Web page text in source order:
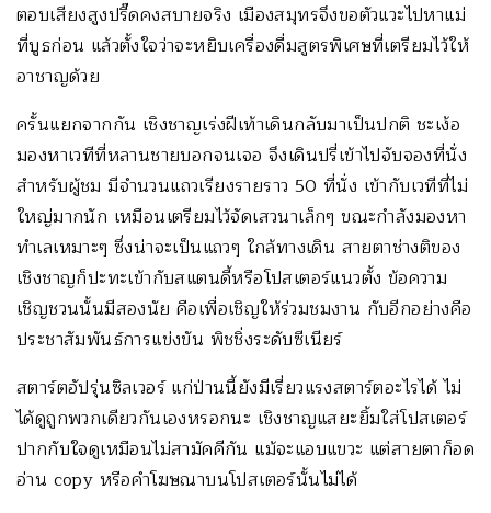
ตอบเสียงสูงปรี๊ดคงสบายจริง เมืองสมุทรจึงขอตัวแวะไปหาแม่
ที่บูธก่อน แล้วตั้งใจว่าจะหยิบเครื่องดื่มสูตรพิเศษที่เตรียมไว้ให้
อาชาญด้วย
ครั้นแยกจากกัน เชิงชาญเร่งฝีเท้าเดินกลับมาเป็นปกติ ชะเง้อ
มองหาเวทีที่หลานชายบอกจนเจอ จึงเดินปรี่เข้าไปจับจองที่นั่ง
สำหรับผู้ชม มีจำนวนแถวเรียงรายราว 50 ที่นั่ง เข้ากับเวทีที่ไม่
ใหญ่มากนัก เหมือนเตรียมไว้จัดเสวนาเล็กๆ ขณะกำลังมองหา
ทำเลเหมาะๆ ซึ่งน่าจะเป็นแถวๆ ใกล้ทางเดิน สายตาช่างติของ
เชิงชาญก็ปะทะเข้ากับสแตนดี้หรือโปสเตอร์แนวตั้ง ข้อความ
เชิญชวนนั้นมีสองนัย คือเพื่อเชิญให้ร่วมชมงาน กับอีกอย่างคือ
ประชาสัมพันธ์การแข่งขัน พิชชิ่งระดับซีเนียร์
สตาร์ตอัปรุ่นซิลเวอร์ แก่ป่านนี้ยังมีเรี่ยวแรงสตาร์ตอะไรได้ ไม่
ได้ดูถูกพวกเดียวกันเองหรอกนะ เชิงชาญแสยะยิ้มใส่โปสเตอร์
ปากกับใจดูเหมือนไม่สามัคคีกัน แม้จะแอบแขวะ แต่สายตาก็อด
อ่าน copy หรือคำโฆษณาบนโปสเตอร์นั้นไม่ได้